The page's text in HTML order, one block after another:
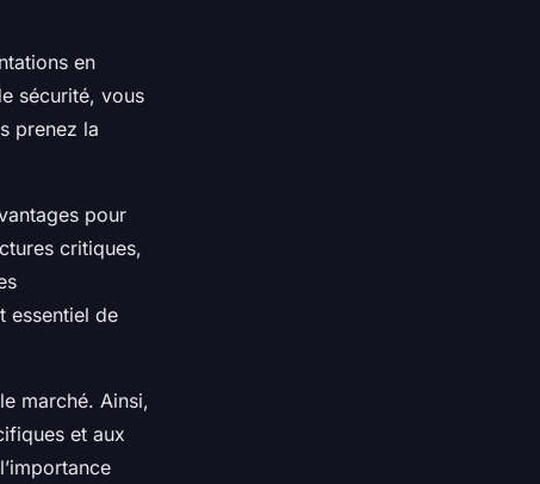
en
sécurité, vous
prenez la
pour
critiques,
essentiel de
marché. Ainsi,
et aux